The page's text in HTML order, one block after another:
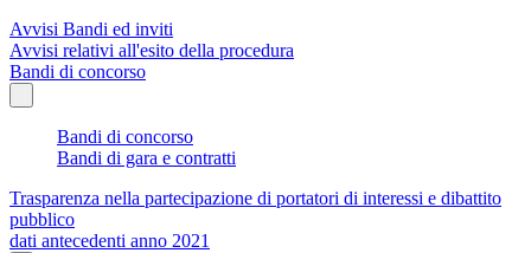
Avvisi Bandi ed inviti
Avvisi relativi all'esito della procedura
Bandi di concorso
Bandi di concorso
Bandi di gara e contratti
Trasparenza nella partecipazione di portatori di interessi e dibattito
pubblico
dati antecedenti anno 2021